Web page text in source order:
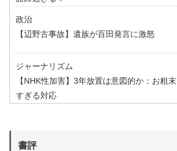
政治
【辺野古事故】遺族が百田発言に激怒
ジャーナリズム
【NHK性加害】3年放置は意図的か：お粗末
すぎる対応
書評